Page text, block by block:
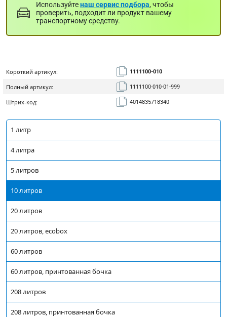
Используйтенаш сервис подбора, чтобы
проверить, подходит ли продукт вашему
транспортному средству.
1 литр
4 литра
5 литров
10 литров
20 литров
20 литров, ecobox
60 литров
60 литров, принтованная бочка
208 литров
208 литров, принтованная бочка
Короткий артикул: 1111100-010
Полный артикул: 1111100-010-01-999
Штрих-код: 4014835718340